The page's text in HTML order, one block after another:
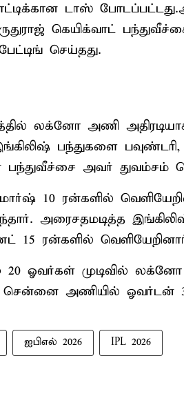
டாஸ்
கெயிக்வாட்
செய்தது.
லக்னோ அணி
பந்துகளை பவுண்டரி,
பந்துவீச்சை அவர் துவம்சம்
மார்ஷ் 10 ரன்களில்
அரைசதமடித்த
15 ரன்களில்
20 ஓவர்கள் முடிவில்
சென்னை அணியில் ஓவர்டன்
ஐபிஎல் 2026 IPL 2026